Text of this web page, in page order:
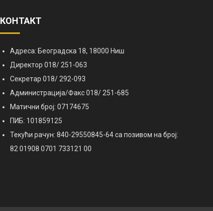
КОНТАКТ
Адреса: Београдска 18, 18000 Ниш
Директор 018/ 251-063
Секретар 018/ 292-093
Администрација/Факс 018/ 251-685
Матични број: 07174675
ПИБ: 101859125
Текући рачун: 840-29550845-64 са позивом на број:
82 01908 0701 733121 00